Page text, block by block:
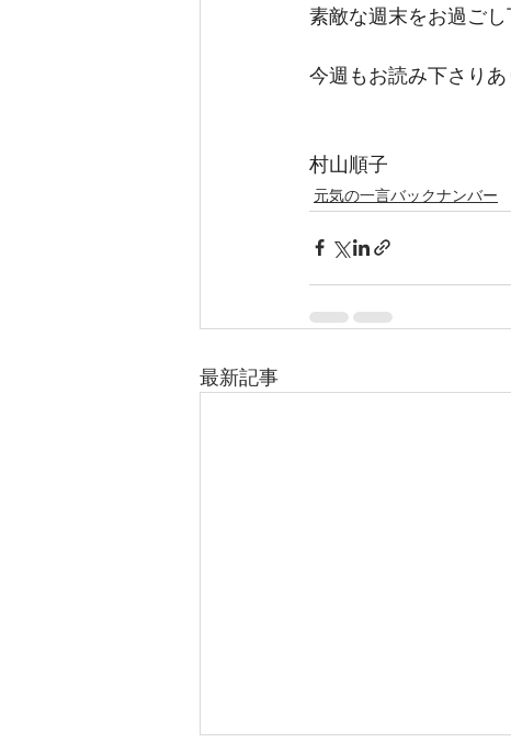
素敵な週末をお過ごし
今週もお読み下さりあ
村山順子
元気の一言バックナンバー
最新記事